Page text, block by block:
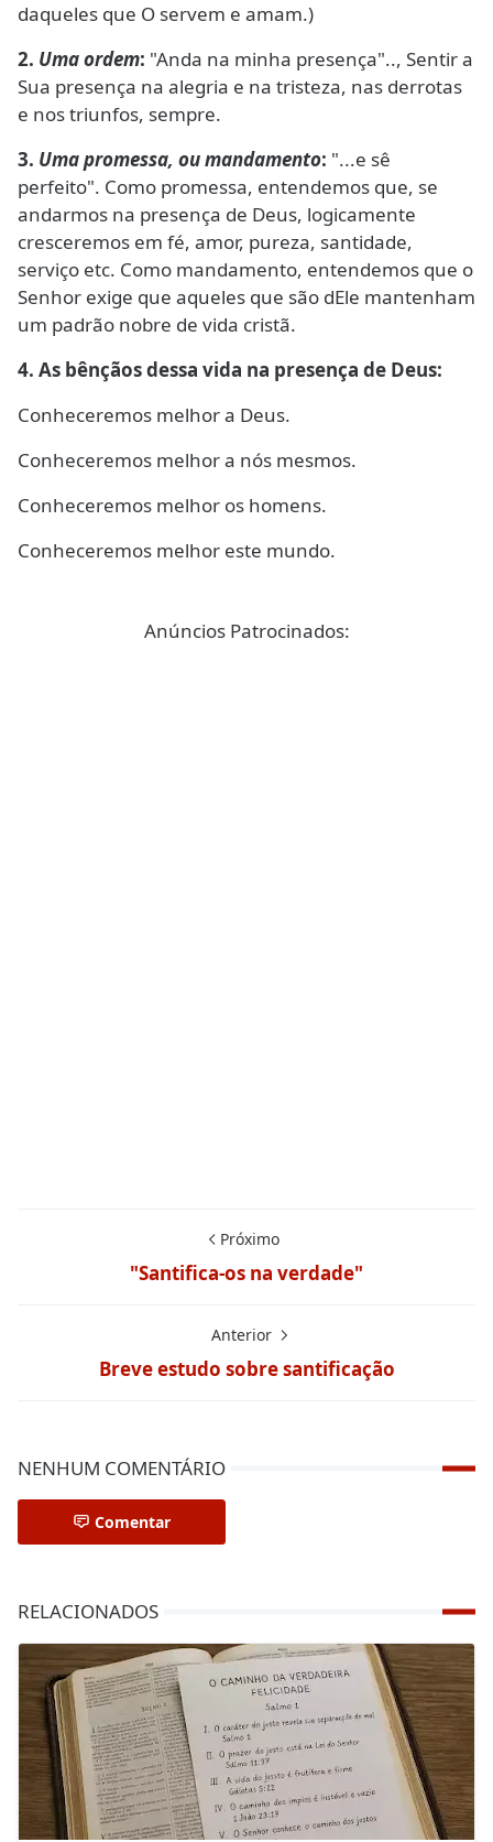
daqueles que O servem e amam.)
2. Uma ordem: "Anda na minha presença".., Sentir a
Sua presença na alegria e na tristeza, nas derrotas
e nos triunfos, sempre.
3. Uma promessa, ou mandamento: "...e sê
perfeito". Como promessa, entendemos que, se
andarmos na presença de Deus, logicamente
cresceremos em fé, amor, pureza, santidade,
serviço etc. Como mandamento, entendemos que o
Senhor exige que aqueles que são dEle mantenham
um padrão nobre de vida cristã.
4. As bênçãos dessa vida na presença de Deus:
Conheceremos melhor a Deus.
Conheceremos melhor a nós mesmos.
Conheceremos melhor os homens.
Conheceremos melhor este mundo.
Anúncios Patrocinados:
Próximo
"Santifica-os na verdade"
Anterior
Breve estudo sobre santificação
NENHUM COMENTÁRIO
Comentar
RELACIONADOS